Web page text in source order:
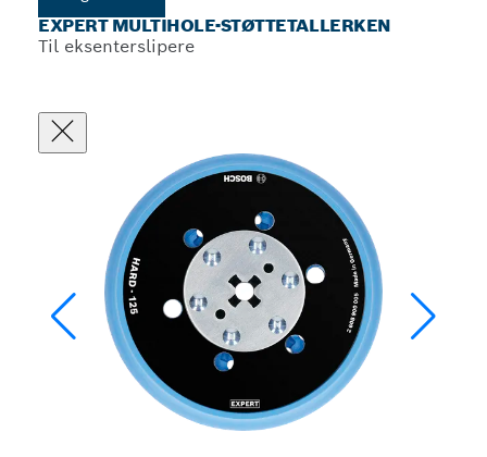
EXPERT MULTIHOLE-STØTTETALLERKEN
Til eksenterslipere